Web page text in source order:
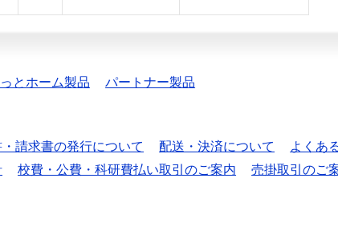
とホーム製品 パートナー製品
請求書の発行について 配送・決済について
よくあ
校費・公費・科研費払い取引のご案内
売掛取引のご